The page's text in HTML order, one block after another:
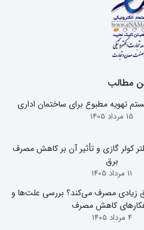
مطالب
تهویه مطبوع برای ساختمان اداری
15 مرداد 1405
کولر گازی و تأثیر آن بر کاهش مصرف
برق
11 مرداد 1405
زیادی مصرف می‌کند؟ بررسی علت‌ها و
کاهش مصرف
4 مرداد 1405